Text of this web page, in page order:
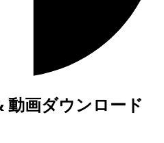
画ダウンロード